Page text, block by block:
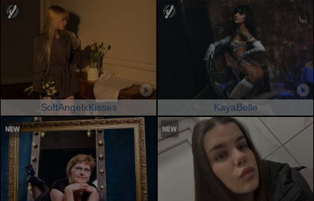
SoftAngelxKisses KayaBelle